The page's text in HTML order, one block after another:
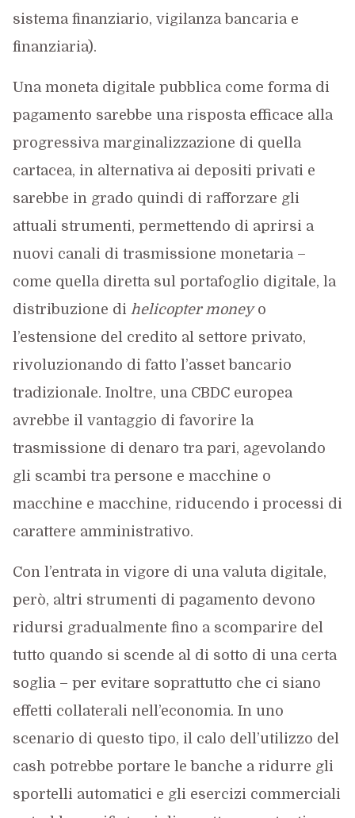
sistema finanziario, vigilanza bancaria e
finanziaria).
Una moneta digitale pubblica come forma di
pagamento sarebbe una risposta efficace alla
progressiva marginalizzazione di quella
cartacea, in alternativa ai depositi privati e
sarebbe in grado quindi di rafforzare gli
attuali strumenti, permettendo di aprirsi a
nuovi canali di trasmissione monetaria –
come quella diretta sul portafoglio digitale, la
distribuzione di helicopter moneyo
l’estensione del credito al settore privato,
rivoluzionando di fatto l’asset bancario
tradizionale. Inoltre, una CBDC europea
avrebbe il vantaggio di favorire la
trasmissione di denaro tra pari, agevolando
gli scambi tra persone e macchine o
macchine e macchine, riducendo i processi di
carattere amministrativo.
Con l’entrata in vigore di una valuta digitale,
però, altri strumenti di pagamento devono
ridursi gradualmente fino a scomparire del
tutto quando si scende al di sotto di una certa
soglia – per evitare soprattutto che ci siano
effetti collaterali nell’economia. In uno
scenario di questo tipo, il calo dell’utilizzo del
cash potrebbe portare le banche a ridurre gli
sportelli automatici e gli esercizi commerciali